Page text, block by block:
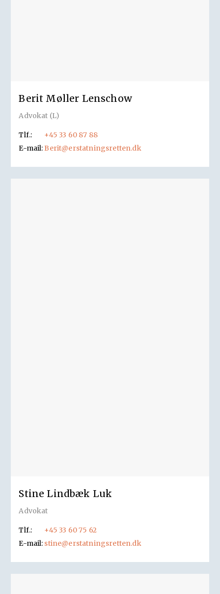
Berit Møller Lenschow
Advokat (L)
Tlf.:
+45 33 60 87 88
E-mail:Berit@erstatningsretten.dk
Stine Lindbæk Luk
Advokat
Tlf.:
+45 33 60 75 62
E-mail: stine@erstatningsretten.dk